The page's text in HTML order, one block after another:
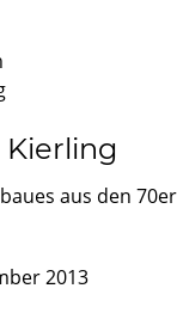
aus den
2013